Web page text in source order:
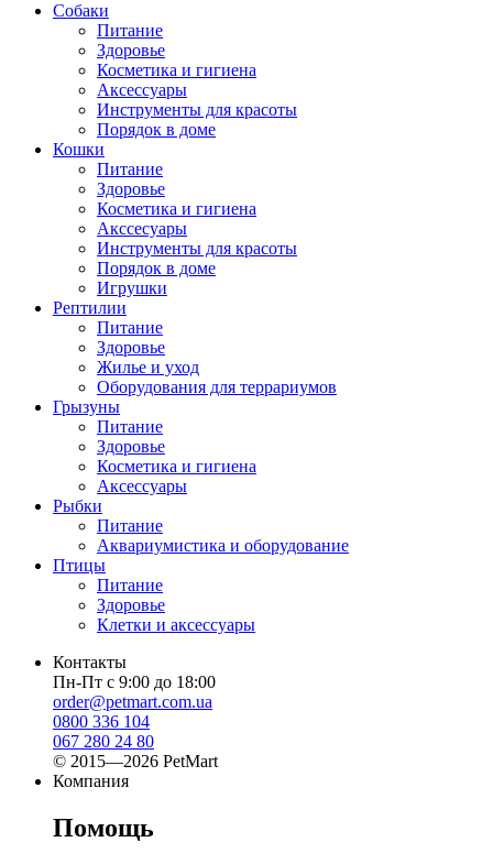
Собаки
Питание
Здоровье
Косметика и гигиена
Аксессуары
Инструменты для красоты
Порядок в доме
Кошки
Питание
Здоровье
Косметика и гигиена
Акссесуары
Инструменты для красоты
Порядок в доме
Игрушки
Рептилии
Питание
Здоровье
Жилье и уход
Оборудования для террариумов
Грызуны
Питание
Здоровье
Косметика и гигиена
Аксессуары
Рыбки
Питание
Аквариумистика и оборудование
Птицы
Питание
Здоровье
Клетки и аксессуары
Контакты
Пн-Пт с 9:00 до 18:00
order@petmart.com.ua
0800 336 104
067 280 24 80
© 2015—2026 PetMart
Компания
Помощь